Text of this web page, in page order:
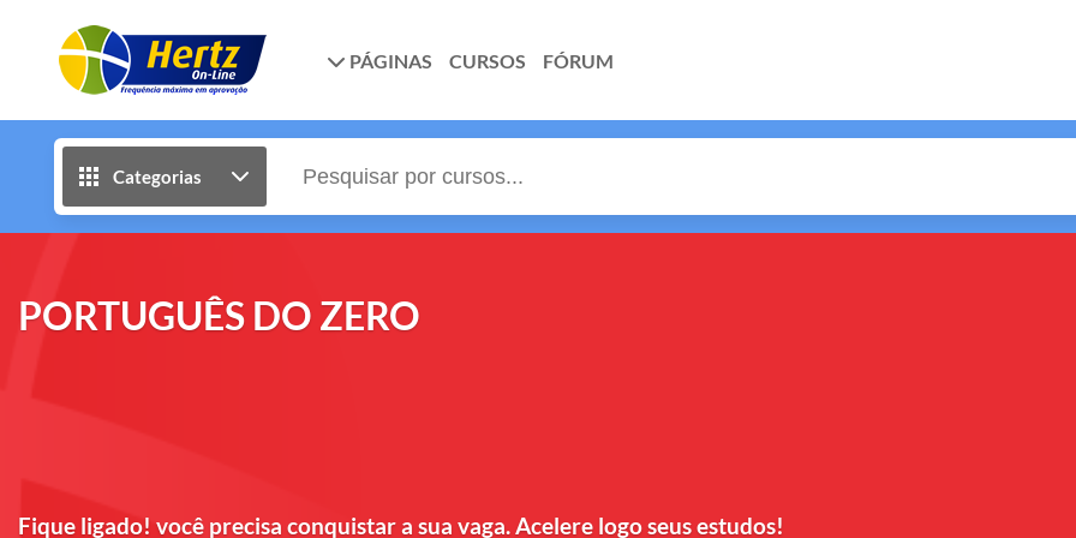
PÁGINAS CURSOS FÓRUM
Categorias
PORTUGUÊS DO ZERO
Fique ligado! você precisa conquistar a sua vaga. Acelere logo seus estudos!